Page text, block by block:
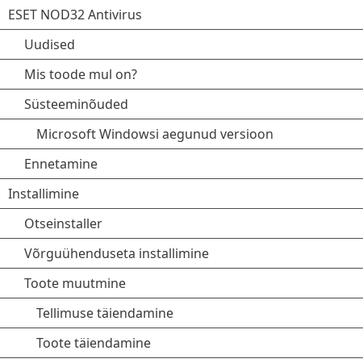
ESET NOD32 Antivirus
Uudised
Mis toode mul on?
Süsteeminõuded
Microsoft Windowsi aegunud versioon
Ennetamine
Installimine
Otseinstaller
Võrguühenduseta installimine
Toote muutmine
Tellimuse täiendamine
Toote täiendamine